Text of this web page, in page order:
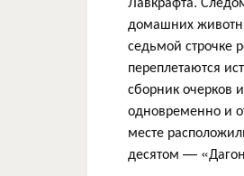
домашних
седьмой строчке
переплетаются
сборник очерков
одновременно и
месте
десятом —